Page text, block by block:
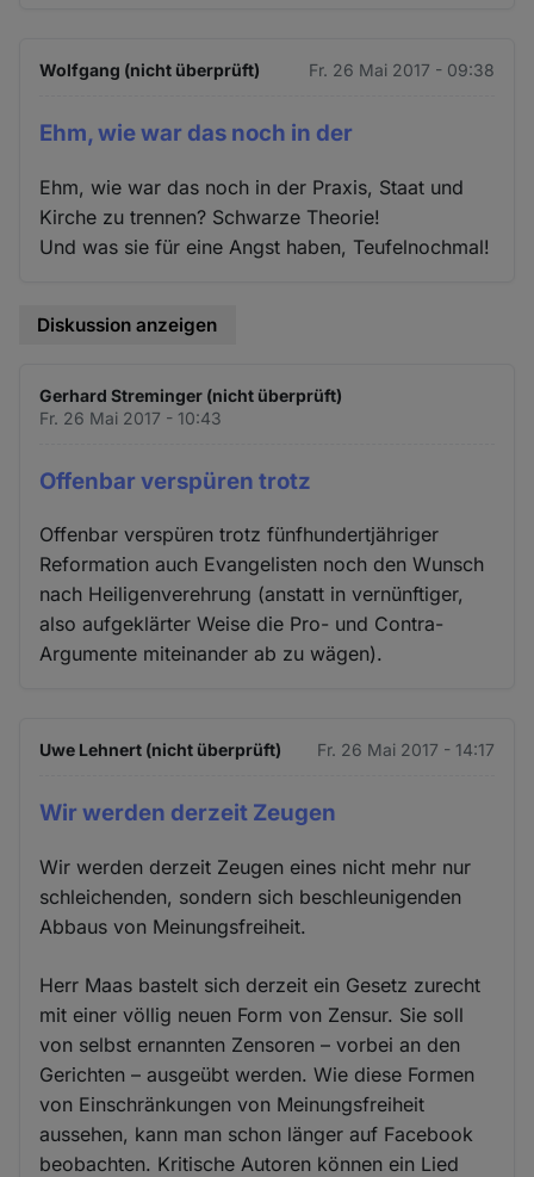
Wolfgang (nicht überprüft) Fr. 26 Mai 2017 - 09:38
Ehm, wie war das noch in der
Ehm, wie war das noch in der Praxis, Staat und
Kirche zu trennen? Schwarze Theorie!
Und was sie für eine Angst haben, Teufelnochmal!
Diskussion anzeigen
Gerhard Streminger (nicht überprüft)
Fr. 26 Mai 2017 - 10:43
Offenbar verspüren trotz
Offenbar verspüren trotz fünfhundertjähriger
Reformation auch Evangelisten noch den Wunsch
nach Heiligenverehrung (anstatt in vernünftiger,
also aufgeklärter Weise die Pro- und Contra-
Argumente miteinander ab zu wägen).
Uwe Lehnert (nicht überprüft) Fr. 26 Mai 2017 - 14:17
Wir werden derzeit Zeugen
Wir werden derzeit Zeugen eines nicht mehr nur
schleichenden, sondern sich beschleunigenden
Abbaus von Meinungsfreiheit.
Herr Maas bastelt sich derzeit ein Gesetz zurecht
mit einer völlig neuen Form von Zensur. Sie soll
von selbst ernannten Zensoren – vorbei an den
Gerichten – ausgeübt werden. Wie diese Formen
von Einschränkungen von Meinungsfreiheit
aussehen, kann man schon länger auf Facebook
beobachten. Kritische Autoren können ein Lied